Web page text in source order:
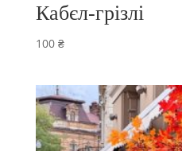
Кабєл-грізлі
100 ₴